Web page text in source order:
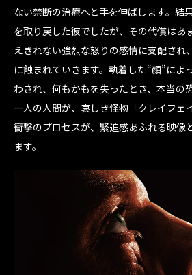
ない禁断の治療へと手を伸ばします。結
を取り戻した彼でしたが、その代償はあ
えきれない強烈な怒りの感情に支配され
に蝕まれていきます。執着した“顔”によ
わされ、何もかもを失ったとき、本当の
一人の人間が、哀しき怪物「クレイフェ
衝撃のプロセスが、緊迫感あふれる映像
ます。